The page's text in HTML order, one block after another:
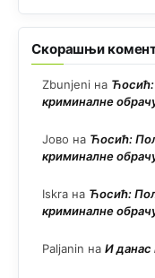
Скорашњи
Zbunjeni на Ћосић:
криминалне
Јово на Ћосић:
криминалне
Iskra на Ћосић:
криминалне
Paljanin на И данас